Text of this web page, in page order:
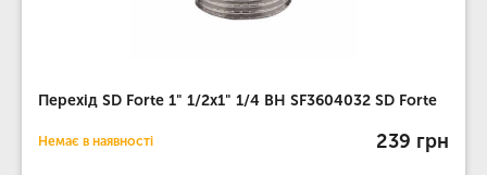
Перехід SD Forte 1" 1/2х1" 1/4 ВН SF3604032 SD Forte
Немає в наявності 239 грн